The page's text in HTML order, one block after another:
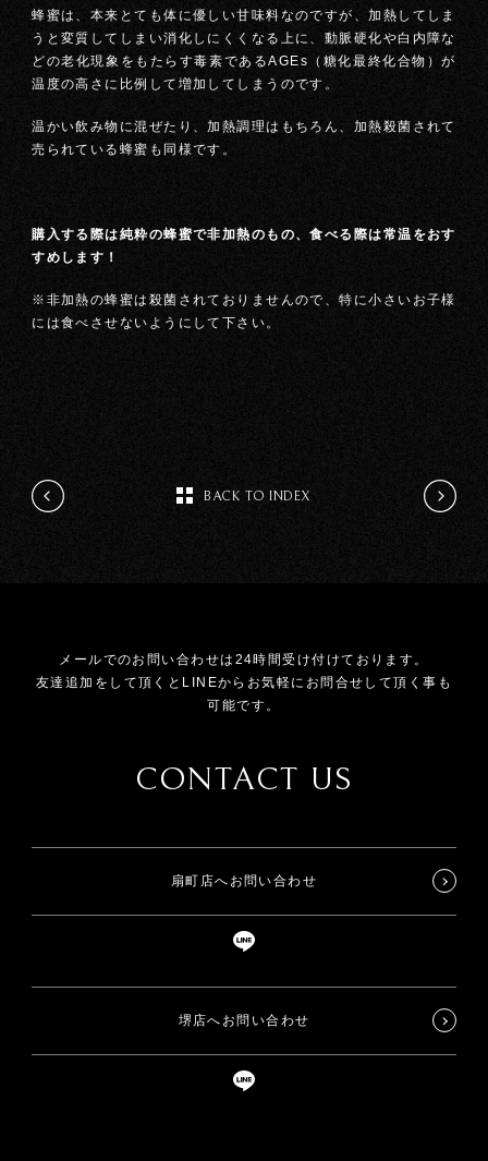
蜂蜜は、本来とても体に優しい甘味料なのですが、加熱してしま
うと変質してしまい消化しにくくなる上に、動脈硬化や白内障な
どの老化現象をもたらす毒素であるAGEs（糖化最終化合物）が
温度の高さに比例して増加してしまうのです。
温かい飲み物に混ぜたり、加熱調理はもちろん、加熱殺菌されて
売られている蜂蜜も同様です。
購入する際は純粋の蜂蜜で非加熱のもの、食べる際は常温をおす
すめします！
※非加熱の蜂蜜は殺菌されておりませんので、特に小さいお子様
には食べさせないようにして下さい。
BACK TO INDEX
メールでのお問い合わせは24時間受け付けております。
友達追加をして頂くとLINEからお気軽にお問合せして頂く事も
可能です。
CONTACT US
扇町店へお問い合わせ
堺店へお問い合わせ